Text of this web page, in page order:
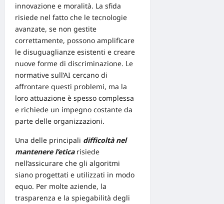
innovazione e moralità. La sfida
risiede nel fatto che le tecnologie
avanzate, se non gestite
correttamente, possono amplificare
le disuguaglianze esistenti e creare
nuove forme di discriminazione. Le
normative sull’AI cercano di
affrontare questi problemi, ma la
loro attuazione è spesso complessa
e richiede un impegno costante da
parte delle organizzazioni.
Una delle principali difficoltà nel
mantenere l’eticarisiede
nell’assicurare che gli algoritmi
siano progettati e utilizzati in modo
equo. Per molte aziende, la
trasparenza e la spiegabilità degli